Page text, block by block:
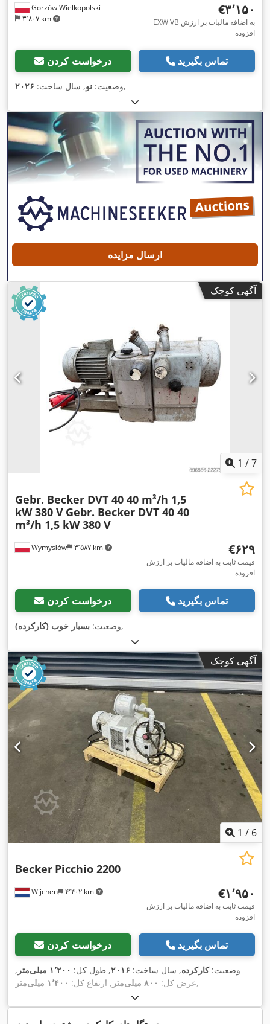
Gorzów Wielkopolski
۳٬۸۰۷ km
‎€۳٬۱۵۰
EXW VB به اضافه مالیات بر ارزش
افزوده
درخواست کردن تماس بگیرید
وضعیت: نو, سال ساخت: ۲۰۲۶ ,
ارسال مزایده
آگهی کوچک
1 /7
Wymysłów ۳٬۵۸۷ km
Gebr. Becker DVT 40 40 m³/h 1,5
kW 380 V Gebr. Becker DVT 40 40
m³/h 1,5 kW 380 V
‎€۶۲۹
قیمت ثابت به اضافه مالیات بر ارزش
افزوده
درخواست کردن تماس بگیرید
وضعیت: بسیار خوب (کارکرده) ,
آگهی کوچک
1 / 6
Wijchen ۴٬۴۰۲ km
Becker Picchio 2200
‎€۱٬۹۵۰
قیمت ثابت به اضافه مالیات بر ارزش
افزوده
درخواست کردن تماس بگیرید
وضعیت:کارکرده, سال ساخت: ۲۰۱۶, طول کل: ۱٬۲۰۰ میلی‌متر
,
عرض کل: ۸۰۰ میلی‌متر , ارتفاع کل: ۱٬۴۰۰ میلی‌متر ,